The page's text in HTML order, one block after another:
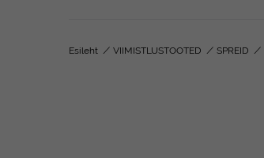
Esileht / VIIMISTLUSTOOTED / SPREID /